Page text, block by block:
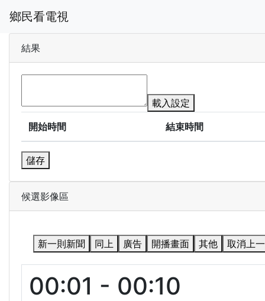
鄉民看電視
結果
載入設定
開始時間
結束時間
儲存
候選影像區
新一則新聞 同上 廣告 開播畫面 其他 取消上
00:01 - 00:10